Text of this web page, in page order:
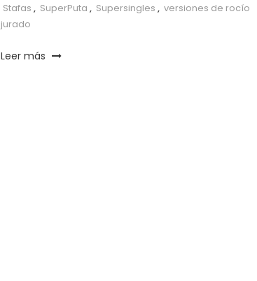
Stafas , SuperPuta , Supersingles , versiones de rocío
jurado
Leer más